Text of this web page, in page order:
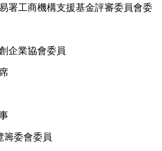
署工商機構支援基金評審委員會委
企業協會委員
籌委會委員